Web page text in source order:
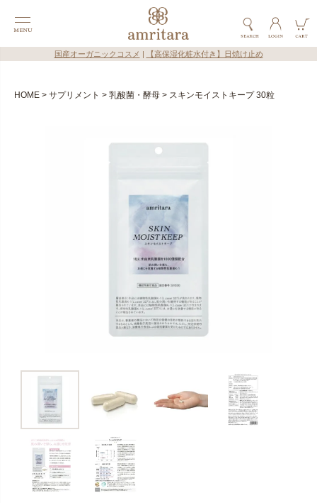
国産オーガニックコスメ 【高保湿化粧水付き】日焼け止め
HOME サプリメント 乳酸菌・酵母 スキンモイストキープ 30粒